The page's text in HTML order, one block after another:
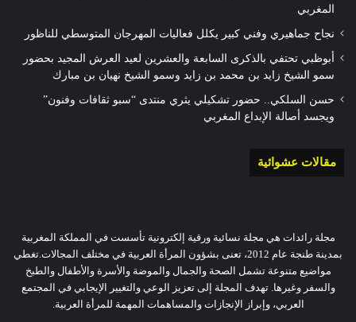
المغربي
نجاح جماهيري وفني كبير يكلل فعاليات المهرجان المتوسطي للناظور
أبوظبي تحتفي بالذكرى السابعة والعشرين لعيد العرش المجيد بحضور
سمو الشيخ زايد بن محمد بن زايد وسمو الشيخ نهيان بن مبارك
حسن السلكي.. حضور تشكيلي يثري منتدى “سبو ثقافات وفنون”
ويجسد أصالة الإبداع المغربي
مقالات عشوائية
مجلة رائدات هي مجلة نسائية ورقية إلكترونية تأسست في المملكة المغربية
بمدينة طنجة عام 2012، تعنى بشؤون المرأة العربية في مختلف المجالات.تغطي
مواضيع متنوعة تشمل الصحة والجمال والموضة والأسرة والأطفال والطبخ
والسفر وغيرها. تهدف المجلة إلى تعزيز الوعي والتغيير الإيجابي في المجتمع
العربي، وإبراز الإنجازات والمساهمات المهمة للمرأة العربية.